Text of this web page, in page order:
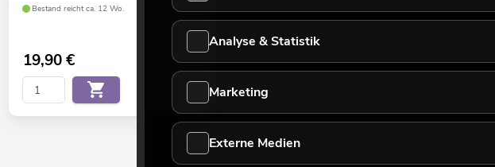
Bestand reicht ca. 12 Wo.
19,90€
Analyse & Statistik
Marketing
Externe Medien